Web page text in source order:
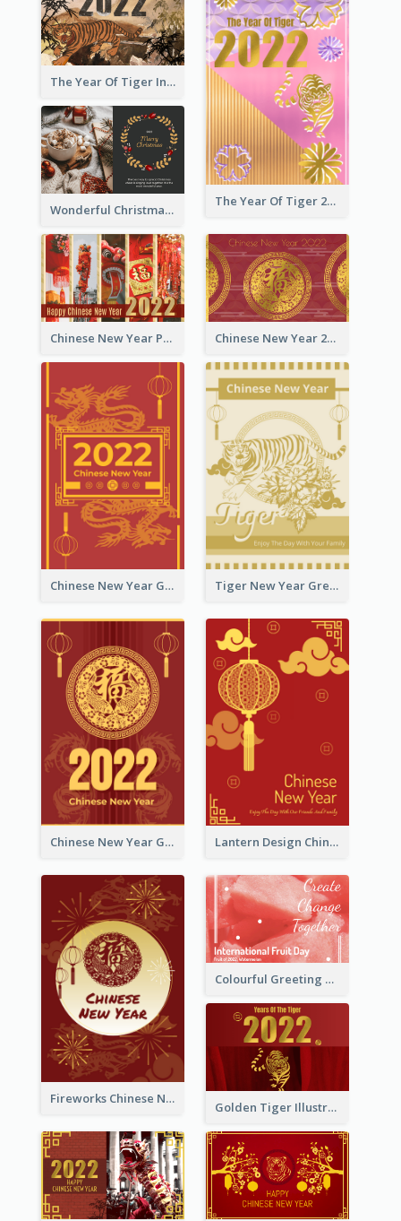
The Year Of Tiger Ink Illustration New Year Greeting Card
The Year Of Tiger 2022 Golden Greeting Card
Wonderful Christmas Greeting Card
Chinese New Year Photo Greeting Card Chinese New Year 2022 Golden Greeting Card
Chinese New Year Greeting Card With Graphic Decorations Tiger New Year Greeting Card With Decorations
Chinese New Year Greeting Card With Dragon Decorations Lantern Design Chinese New Year Greeting Card
Fireworks Chinese New Year Greeting Card
Colourful Greeting Card For International Fruit Day 2021
Golden Tiger Illustration Chinese New Year Greeting Card